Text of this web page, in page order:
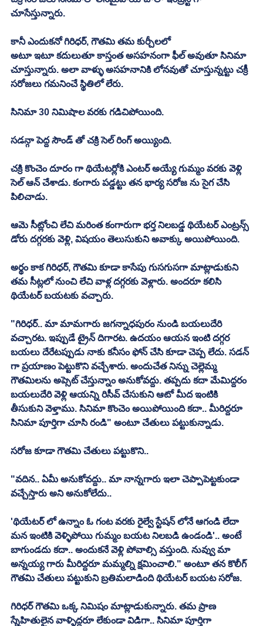
చూసేస్తున్నారు.
కానీ ఎందుకనో గిరిధర్, గౌతమి తమ కుర్చీలలో
అటూ ఇటూ కదులుతూ కాస్తంత అసహనంగా ఫీల్ అవుతూ సినిమా
చూస్తున్నారు. అలా వాళ్ళు అసహనానికి లోనవుతో చూస్తున్నట్టు చక్రీ
సరోజలు గమనించే స్థితిలో లేరు.
సినిమా 30 నిమిషాల వరకు గడిచిపోయింది.
సడన్గా పెద్ద సౌండ్ తో చక్రి సెల్ రింగ్ అయ్యింది.
చక్రి కొంచెం దూరం గా థియేటర్లోకి ఎంటర్ అయ్యే గుమ్మం వరకు వెళ్లి
సెల్ ఆన్ చేశాడు. కంగారు పడ్డట్టు తన భార్య సరోజ ను సైగ చేసి
పిలిచాడు.
ఆమె సీట్లోంచి లేచి మరింత కంగారుగా భర్త నిలబడ్డ థియేటర్ ఎంట్రన్స్
డోరు దగ్గరకు వెళ్లి, విషయం తెలుసుకుని అవాక్కు అయిపోయింది.
అర్థం కాక గిరిధర్, గౌతమి కూడా కాసేపు గుసగుసగా మాట్లాడుకుని
తమ సీట్లలో నుంచి లేచి వాళ్ల దగ్గరకు వెళ్లారు. అందరూ కలిసి
థియేటర్ బయటకు వచ్చారు.
"గిరిధర్.. మా మామగారు జగన్నాధపురం నుండి బయలుదేరి
వచ్చారట. ఇప్పుడే ట్రైన్ దిగారట. ఉదయం ఆయన ఇంటి దగ్గర
బయలు దేరేటప్పుడు నాకు కనీసం ఫోన్ చేసి కూడా చెప్ప లేదు. సడన్
గా ప్రయాణం పెట్టుకొని వచ్చేశారు. అందుచేత నిన్ను చెల్లెమ్మ
గౌతమిలను అప్సెట్ చేస్తున్నాం అనుకోవద్దు. తప్పదు కదా మేమిద్దరం
బయలుదేరి వెళ్లి ఆయన్ని రిసీవ్ చేసుకుని ఆటో మీద ఇంటికి
తీసుకుని వెళ్తాము. సినిమా కొంచెం అయిపోయింది కదా.. మీరిద్దరూ
సినిమా పూర్తిగా చూసి రండి" అంటూ చేతులు పట్టుకున్నాడు.
సరోజ కూడా గౌతమి చేతులు పట్టుకొని..
"వదిన.. ఏమీ అనుకోవద్దు.. మా నాన్నగారు ఇలా చెప్పాపెట్టకుండా
వచ్చేస్తారు అని అనుకోలేదు..
'థియేటర్ లో ఉన్నాం ఓ గంట వరకు రైల్వే స్టేషన్ లోనే ఆగండి లేదా
మన ఇంటికి వెళ్ళిపోయి గుమ్మం బయట నిలబడి ఉండండి'.. అంటే
బాగుండదు కదా.. అందుకనే వెళ్లి పోవాల్సి వస్తుంది. నువ్వు మా
అన్నయ్య గారు మీరిద్దరూ మమ్మల్ని క్షమించాలి." అంటూ తన కొలీగ్
గౌతమి చేతులు పట్టుకుని బ్రతిమలాడింది థియేటర్ బయట సరోజ.
గిరిధర్ గౌతమి ఒక్క నిమిషం మాట్లాడుకున్నారు. తమ ప్రాణ
స్నేహితులైన వాళ్ళిద్దరూ లేకుండా విడిగా.. సినిమా పూర్తిగా